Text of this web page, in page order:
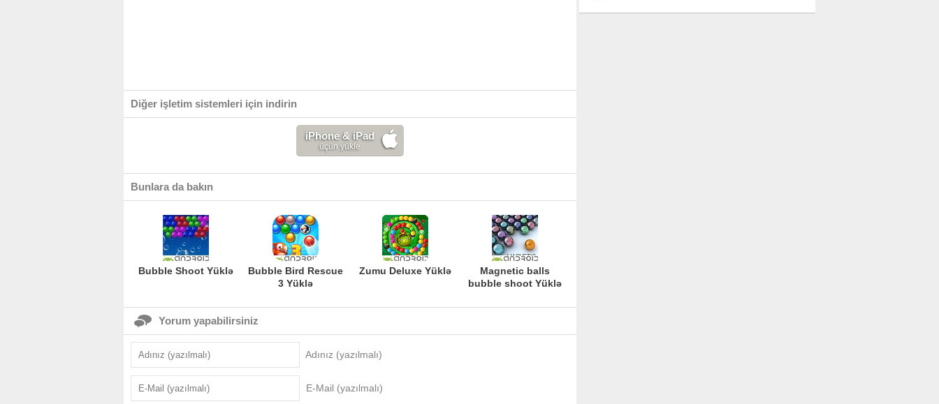
Diğer işletim sistemleri için indirin
iPhone & iPad
üçün yükle
Bunlara da bakın
Bubble Shoot Yüklə
Bubble Bird Rescue
3 Yüklə
Zumu Deluxe Yüklə
Magnetic balls
bubble shoot Yüklə
Yorum yapabilirsiniz
Adınız (yazılmalı)
E-Mail (yazılmalı)